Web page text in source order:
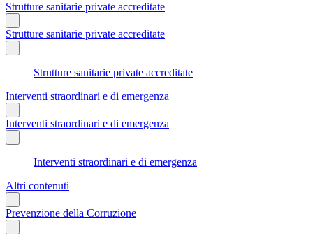
Strutture sanitarie private accreditate
Strutture sanitarie private accreditate
Strutture sanitarie private accreditate
Interventi straordinari e di emergenza
Interventi straordinari e di emergenza
Interventi straordinari e di emergenza
Altri contenuti
Prevenzione della Corruzione